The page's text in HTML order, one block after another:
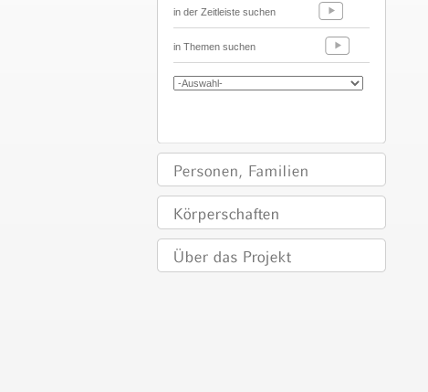
in der Zeitleiste suchen
in Themen suchen